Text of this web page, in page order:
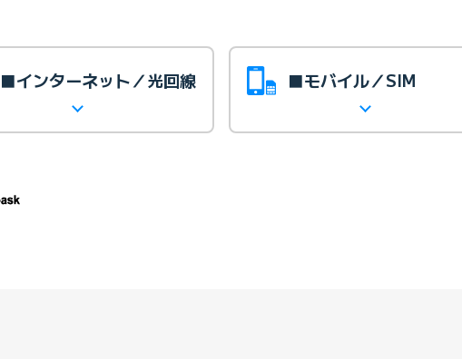
■インターネット／光回線 ■モバイル／SIM